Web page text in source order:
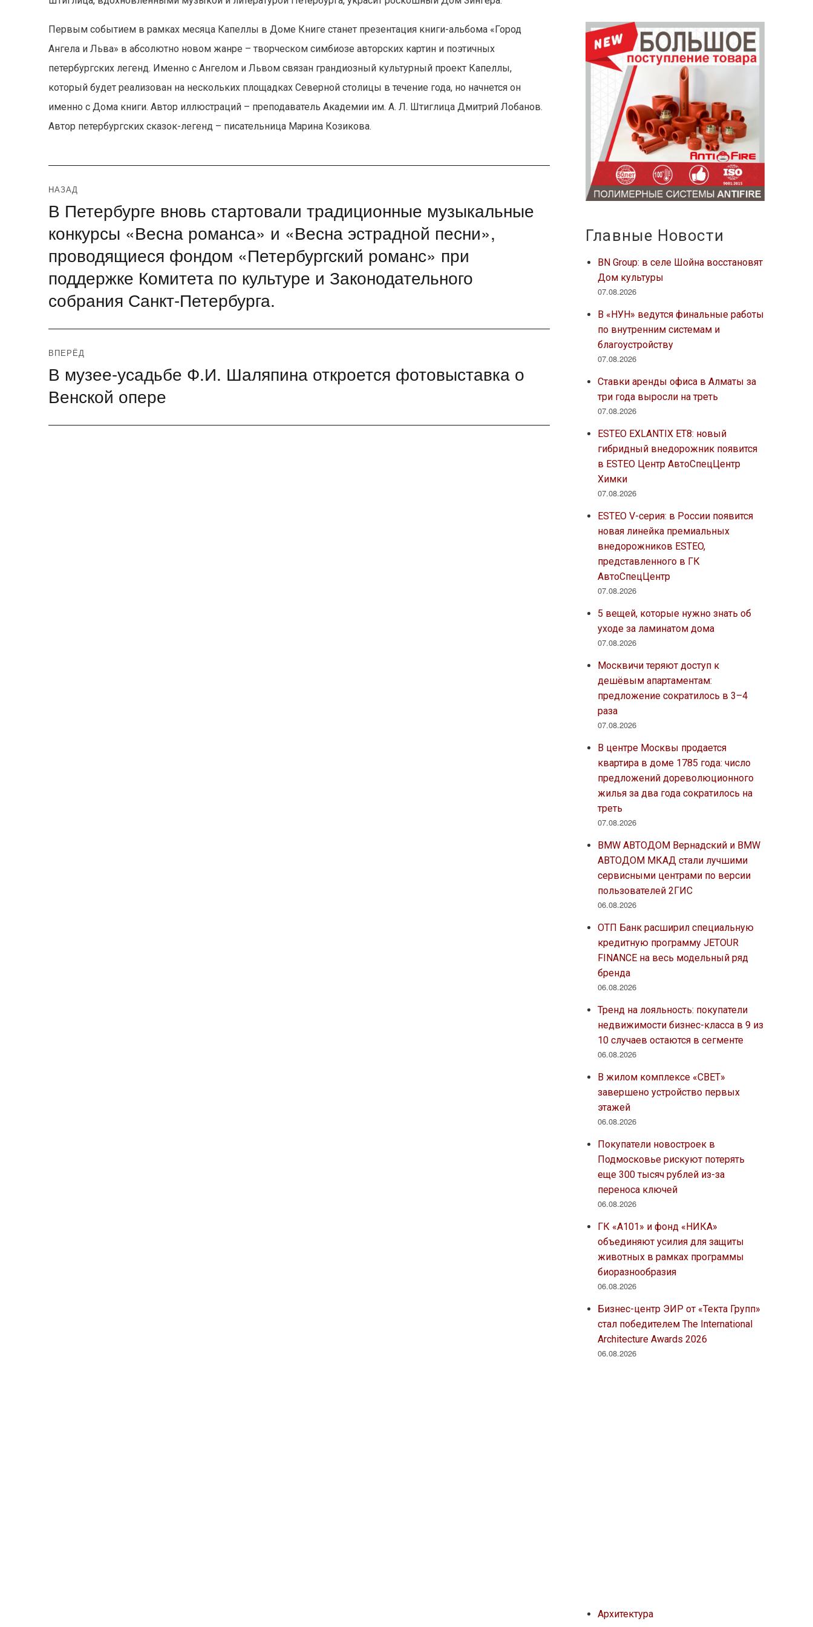
Первым событием в рамках месяца Капеллы в Доме Книге станет презентация книги-альбома «Город
Ангела и Льва» в абсолютно новом жанре – творческом симбиозе авторских картин и поэтичных
петербургских легенд. Именно с Ангелом и Львом связан грандиозный культурный проект Капеллы,
который будет реализован на нескольких площадках Северной столицы в течение года, но начнется он
именно с Дома книги. Автор иллюстраций – преподаватель Академии им. А. Л. Штиглица Дмитрий Лобанов.
Автор петербургских сказок-легенд – писательница Марина Козикова.
Навигация
по
записям
НАЗАД
Предыдущая
В Петербурге вновь стартовали традиционные музыкальные
конкурсы «Весна романса» и «Весна эстрадной песни»,
проводящиеся фондом «Петербургский романс» при
поддержке Комитета по культуре и Законодательного
собрания Санкт-Петербурга.
ВПЕРЁД
Следующая
запись:
В музее-усадьбе Ф.И. Шаляпина откроется фотовыставка о
Венской опере
Главные Новости
BN Group: в селе Шойна восстановят
Дом культуры
07.08.2026
В «НУН» ведутся финальные работы
по внутренним системам и
благоустройству
07.08.2026
Ставки аренды офиса в Алматы за
три года выросли на треть
07.08.2026
ESTEO EXLANTIX ET8: новый
гибридный внедорожник появится
в ESTEO Центр АвтоСпецЦентр
Химки
07.08.2026
ESTEO V-серия: в России появится
новая линейка премиальных
внедорожников ESTEO,
представленного в ГК
АвтоСпецЦентр
07.08.2026
5 вещей, которые нужно знать об
уходе за ламинатом дома
07.08.2026
Москвичи теряют доступ к
дешёвым апартаментам:
предложение сократилось в 3–4
раза
07.08.2026
В центре Москвы продается
квартира в доме 1785 года: число
предложений дореволюционного
жилья за два года сократилось на
треть
07.08.2026
BMW АВТОДОМ Вернадский и BMW
АВТОДОМ МКАД стали лучшими
сервисными центрами по версии
пользователей 2ГИС
06.08.2026
ОТП Банк расширил специальную
кредитную программу JETOUR
FINANCE на весь модельный ряд
бренда
06.08.2026
Тренд на лояльность: покупатели
недвижимости бизнес-класса в 9 из
10 случаев остаются в сегменте
06.08.2026
В жилом комплексе «СВЕТ»
завершено устройство первых
этажей
06.08.2026
Покупатели новостроек в
Подмосковье рискуют потерять
еще 300 тысяч рублей из-за
переноса ключей
06.08.2026
ГК «А101» и фонд «НИКА»
объединяют усилия для защиты
животных в рамках программы
биоразнообразия
06.08.2026
Бизнес-центр ЭИР от «Текта Групп»
стал победителем The International
Architecture Awards 2026
06.08.2026
Архитектура